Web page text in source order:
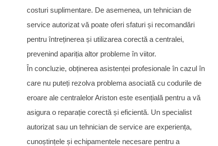
costuri suplimentare. De asemenea, un tehnician de
service autorizat vă poate oferi sfaturi și recomandări
pentru întreținerea și utilizarea corectă a centralei,
prevenind apariția altor probleme în viitor.
În concluzie, obținerea asistenței profesionale în cazul în
care nu puteți rezolva problema asociată cu codurile de
eroare ale centralelor Ariston este esențială pentru a vă
asigura o reparație corectă și eficientă. Un specialist
autorizat sau un tehnician de service are experiența,
cunoștințele și echipamentele necesare pentru a